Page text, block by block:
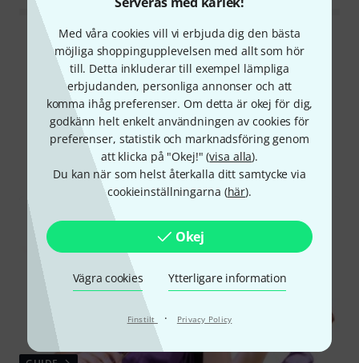
Med våra cookies vill vi erbjuda dig den bästa
möjliga shoppingupplevelsen med allt som hör
till. Detta inkluderar till exempel lämpliga
erbjudanden, personliga annonser och att
komma ihåg preferenser. Om detta är okej för dig,
godkänn helt enkelt användningen av cookies för
preferenser, statistik och marknadsföring genom
att klicka på "Okej!" (visa alla).
Du kan när som helst återkalla ditt samtycke via
cookieinställningarna (här).
Okej
Vägra cookies Ytterligare information
Finstilt · Privacy Policy
Läs alla recensioner
Visste du?
Alla Onlineguide